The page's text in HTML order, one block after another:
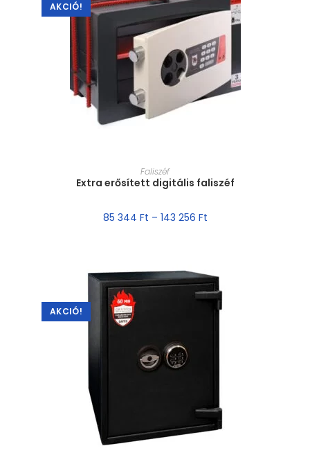
AKCIÓ!
MÉRET VÁLASZTÁSA
Faliszéf
Extra erősített digitális faliszéf
85 344 Ft – 143 256 Ft
AKCIÓ!